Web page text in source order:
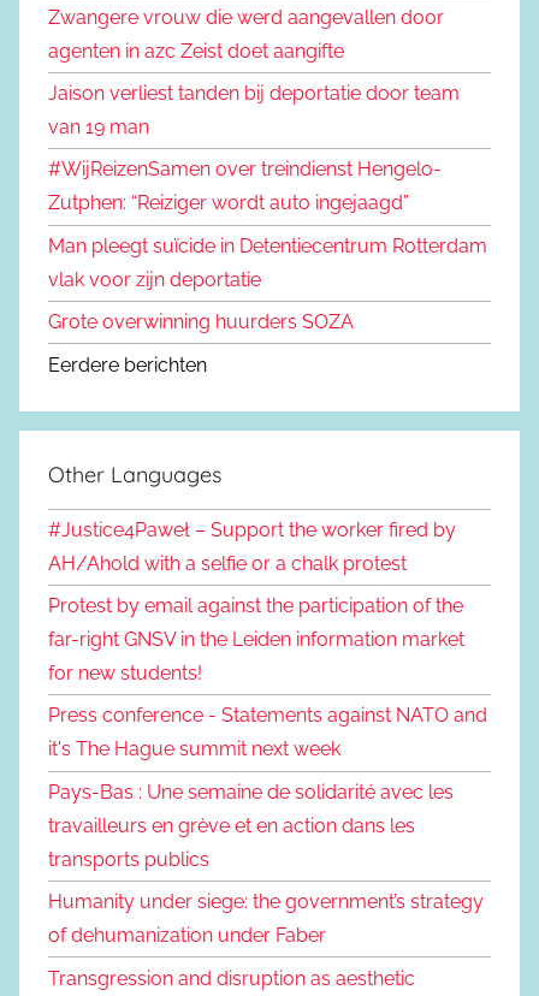
Zwangere vrouw die werd aangevallen door
agenten in azc Zeist doet aangifte
Jaison verliest tanden bij deportatie door team
van 19 man
#WijReizenSamen over treindienst Hengelo-
Zutphen: “Reiziger wordt auto ingejaagd”
Man pleegt suïcide in Detentiecentrum Rotterdam
vlak voor zijn deportatie
Grote overwinning huurders SOZA
Eerdere berichten
Other Languages
#Justice4Paweł – Support the worker fired by
AH/Ahold with a selfie or a chalk protest
Protest by email against the participation of the
far-right GNSV in the Leiden information market
for new students!
Press conference - Statements against NATO and
it's The Hague summit next week
Pays-Bas : Une semaine de solidarité avec les
travailleurs en grève et en action dans les
transports publics
Humanity under siege: the government’s strategy
of dehumanization under Faber
Transgression and disruption as aesthetic